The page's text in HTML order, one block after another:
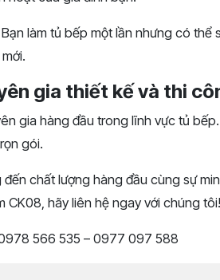
Bạn làm tủ bếp một lần nhưng có
gia thiết kế và thi
gia hàng đầu trong lĩnh vực tủ
gói.
đến chất lượng hàng đầu cùng sự
CK08, hãy liên hệ ngay với chúng tôi!
566 535 – 0977 097 588